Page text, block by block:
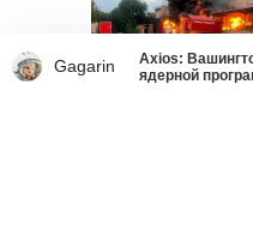
Gagarin
Axios:
ядерной